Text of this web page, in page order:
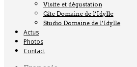
Visite et dégustation
Gîte Domaine de l’Idylle
Studio Domaine de l’Idylle
Actus
Photos
Contact